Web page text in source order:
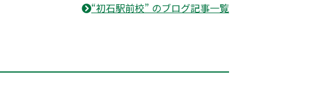
“初石駅前校” のブログ記事一覧